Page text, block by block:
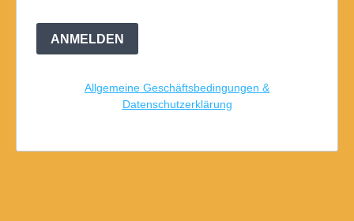
ANMELDEN
Allgemeine Geschäftsbedingungen &
Datenschutzerklärung